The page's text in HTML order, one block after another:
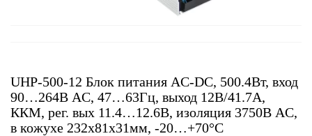
UHP-500-12 Блок питания AC-DC, 500.4Вт, вход
90…264В AC, 47…63Гц, выход 12В/41.7A,
ККМ, рег. вых 11.4…12.6В, изоляция 3750В AC,
в кожухе 232х81х31мм, -20…+70°С